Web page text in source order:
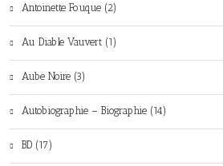
Antoinette Fouque (2)
Au Diable Vauvert (1)
Aube Noire (3)
Autobiographie – Biographie (14)
BD (17)